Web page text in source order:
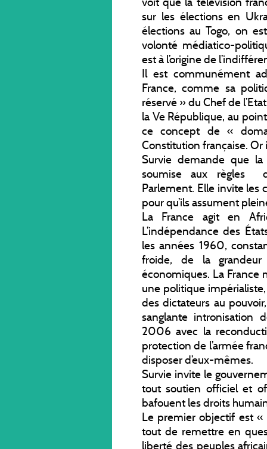
sur les élections en
élections au Togo, on
volonté médiatico-
est à l’origine de
Il est communément
France, comme sa
réservé » du Chef de
la Ve République, au
ce concept de «
Constitution française. Or
Survie demande que
soumise aux règles
Parlement. Elle invite les
pour qu’ils assument
La France agit en
L’indépendance des
les années 1960,
froide, de la
économiques. La France
une politique
des dictateurs au
sanglante intronisation
2006 avec la
protection de l’armée
disposer d’eux-mêmes.
Survie invite le
tout soutien officiel et
bafouent les droits
Le premier objectif est «
tout de remettre en
liberté des peuples